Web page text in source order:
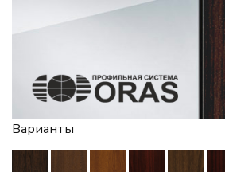
Варианты